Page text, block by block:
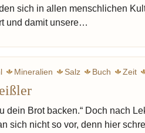
sich in allen menschlichen
und damit unsere…
Mineralien Salz Buch Zeit
Brot backen.“ Doch nach
sich nicht so vor, denn hier